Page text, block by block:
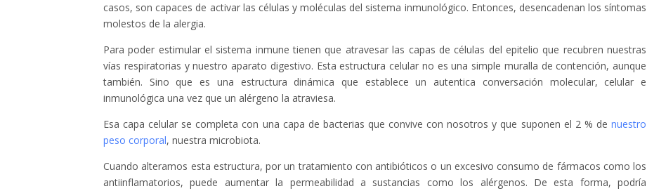
casos, son capaces de activar las células y moléculas del sistema inmunológico. Entonces, desencadenan los síntomas
molestos de la alergia.
Para poder estimular el sistema inmune tienen que atravesar las capas de células del epitelio que recubren nuestras
vías respiratorias y nuestro aparato digestivo. Esta estructura celular no es una simple muralla de contención, aunque
también. Sino que es una estructura dinámica que establece un autentica conversación molecular, celular e
inmunológica una vez que un alérgeno la atraviesa.
Esa capa celular se completa con una capa de bacterias que convive con nosotros y que suponen el 2 % denuestro
peso corporal, nuestra microbiota.
Cuando alteramos esta estructura, por un tratamiento con antibióticos o un excesivo consumo de fármacos como los
antiinflamatorios, puede aumentar la permeabilidad a sustancias como los alérgenos. De esta forma, podría